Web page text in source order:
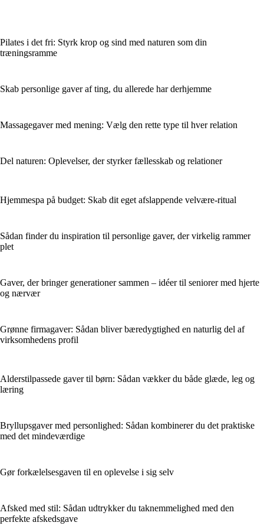
Pilates i det fri: Styrk krop og sind med naturen som din
træningsramme
Skab personlige gaver af ting, du allerede har derhjemme
Massagegaver med mening: Vælg den rette type til hver relation
Del naturen: Oplevelser, der styrker fællesskab og relationer
Hjemmespa på budget: Skab dit eget afslappende velvære-ritual
Sådan finder du inspiration til personlige gaver, der virkelig rammer
plet
Gaver, der bringer generationer sammen – idéer til seniorer med hjerte
og nærvær
Grønne firmagaver: Sådan bliver bæredygtighed en naturlig del af
virksomhedens profil
Alderstilpassede gaver til børn: Sådan vækker du både glæde, leg og
læring
Bryllupsgaver med personlighed: Sådan kombinerer du det praktiske
med det mindeværdige
Gør forkælelsesgaven til en oplevelse i sig selv
Afsked med stil: Sådan udtrykker du taknemmelighed med den
perfekte afskedsgave